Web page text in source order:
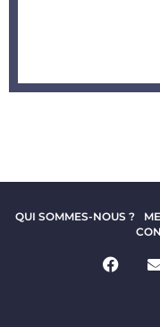
QUI SOMMES-NOUS ?